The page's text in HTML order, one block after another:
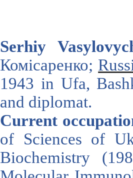
Serhiy Vasyl
Комісаренко;
1943 in Ufa,
and diplomat.
Current
of Sciences of
Biochemistry